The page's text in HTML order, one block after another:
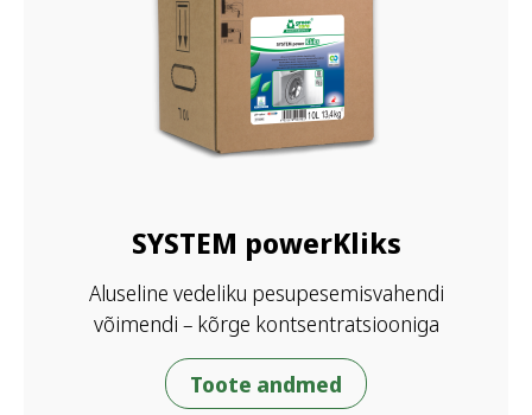
SYSTEM powerKliks
Aluseline vedeliku pesupesemisvahendi
võimendi – kõrge kontsentratsiooniga
Toote andmed